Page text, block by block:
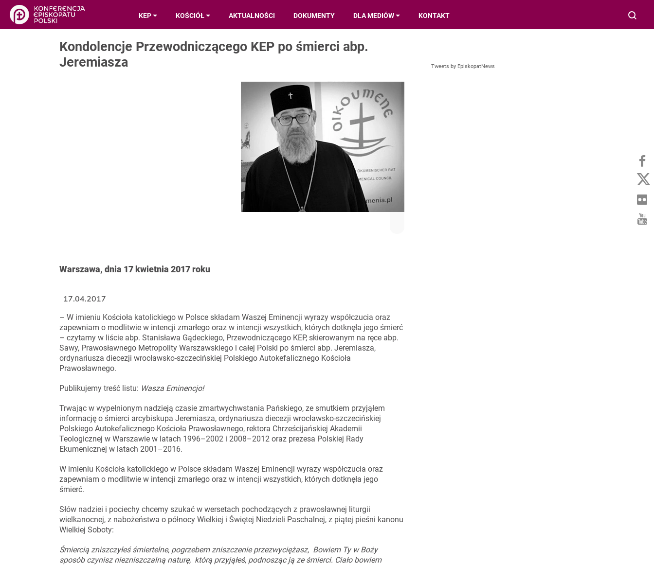
KEP KOŚCIÓŁ AKTUALNOŚCI DOKUMENTY DLA MEDIÓW KONTAKT
Kondolencje Przewodniczącego KEP po śmierci abp.
Jeremiasza
Warszawa, dnia 17 kwietnia 2017 roku
– W imieniu Kościoła katolickiego w Polsce składam Waszej Eminencji wyrazy współczucia oraz
zapewniam o modlitwie w intencji zmarłego oraz w intencji wszystkich, których dotknęła jego śmierć
– czytamy w liście abp. Stanisława Gądeckiego, Przewodniczącego KEP, skierowanym na ręce abp.
Sawy, Prawosławnego Metropolity Warszawskiego i całej Polski po śmierci abp. Jeremiasza,
ordynariusza diecezji wrocławsko-szczecińskiej Polskiego Autokefalicznego Kościoła
Prawosławnego.
Publikujemy treść listu: Wasza Eminencjo!
Trwając w wypełnionym nadzieją czasie zmartwychwstania Pańskiego, ze smutkiem przyjąłem
informację o śmierci arcybiskupa Jeremiasza, ordynariusza diecezji wrocławsko-szczecińskiej
Polskiego Autokefalicznego Kościoła Prawosławnego, rektora Chrześcijańskiej Akademii
Teologicznej w Warszawie w latach 1996–2002 i 2008–2012 oraz prezesa Polskiej Rady
Ekumenicznej w latach 2001–2016.
W imieniu Kościoła katolickiego w Polsce składam Waszej Eminencji wyrazy współczucia oraz
zapewniam o modlitwie w intencji zmarłego oraz w intencji wszystkich, których dotknęła jego
śmierć.
Słów nadziei i pociechy chcemy szukać w wersetach pochodzących z prawosławnej liturgii
wielkanocnej, z nabożeństwa o północy Wielkiej i Świętej Niedzieli Paschalnej, z piątej pieśni kanonu
Wielkiej Soboty:
Śmiercią zniszczyłeś śmiertelne, pogrzebem zniszczenie przezwyciężasz, Bowiem Ty w Boży
sposób czynisz niezniszczalną naturę, którą przyjąłeś, podnosząc ją ze śmierci. Ciało bowiem
17.04.2017
Tweets by EpiskopatNews